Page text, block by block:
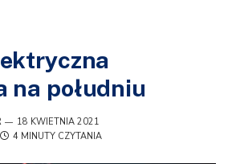
na południu
18 KWIETNIA 2021
4 MINUTY CZYTANIA